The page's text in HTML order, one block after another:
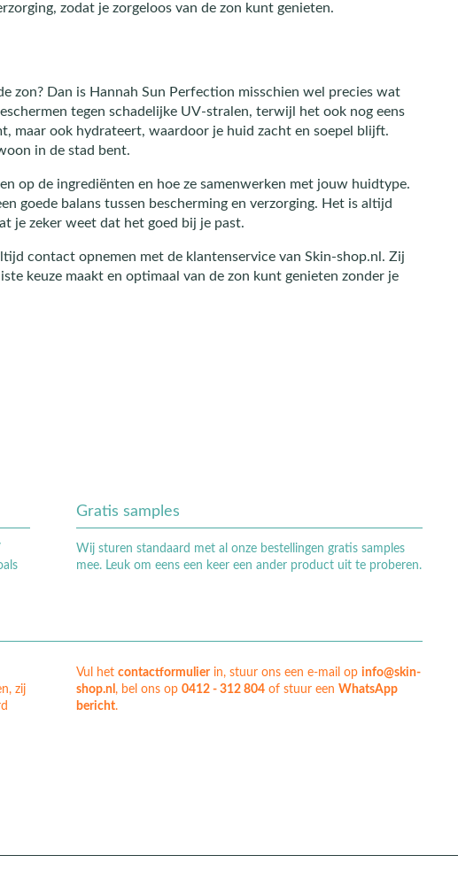
zodat je zorgeloos van de zon kunt genieten.
zon? Dan is Hannah Sun Perfection misschien wel precies wat
tegen schadelijke UV-stralen, terwijl het ook nog eens
maar ook hydrateert, waardoor je huid zacht en soepel blijft.
in de stad bent.
op de ingrediënten en hoe ze samenwerken met jouw huidtype.
goede balans tussen bescherming en verzorging. Het is altijd
je zeker weet dat het goed bij je past.
contact opnemen met de klantenservice van Skin-shop.nl. Zij
keuze maakt en optimaal van de zon kunt genieten zonder je
Gratis samples
Wij sturen standaard met al onze bestellingen gratis samples
mee. Leuk om eens een keer een ander product uit te proberen.
zij
Vul het contactformulierin, stuur ons een e-mail op info@skin-
shop.nl , bel ons op 0412 - 312 804of stuur een WhatsApp
bericht.